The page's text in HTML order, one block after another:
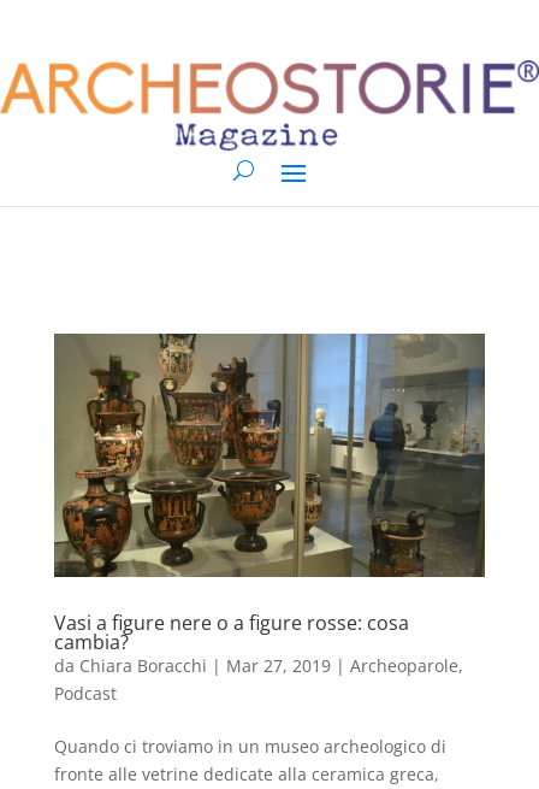
Vasi a figure nere o a figure rosse: cosa
cambia?
da Chiara Boracchi | Mar 27, 2019| Archeoparole,
Podcast
Quando ci troviamo in un museo archeologico di
fronte alle vetrine dedicate alla ceramica greca,